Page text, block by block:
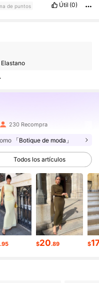
de puntos Útil (0)
230 Recompra
「Botique de moda」
Todos los artículos
.95 $20.89 $